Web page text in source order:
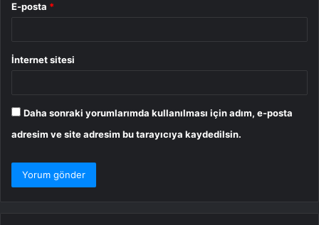
E-posta *
İnternet sitesi
Daha sonraki yorumlarımda kullanılması için adım, e-posta
adresim ve site adresim bu tarayıcıya kaydedilsin.